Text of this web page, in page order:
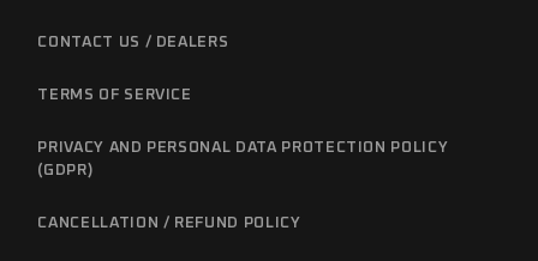
CONTACT US / DEALERS
TERMS OF SERVICE
PRIVACY AND PERSONAL DATA PROTECTION POLICY
(GDPR)
CANCELLATION / REFUND POLICY